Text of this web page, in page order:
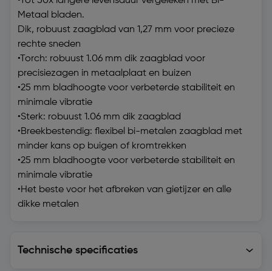
Metaal bladen.
Dik, robuust zaagblad van 1,27 mm voor precieze
rechte sneden
•Torch: robuust 1.06 mm dik zaagblad voor
precisiezagen in metaalplaat en buizen
•25 mm bladhoogte voor verbeterde stabiliteit en
minimale vibratie
•Sterk: robuust 1.06 mm dik zaagblad
•Breekbestendig: flexibel bi-metalen zaagblad met
minder kans op buigen of kromtrekken
•25 mm bladhoogte voor verbeterde stabiliteit en
minimale vibratie
•Het beste voor het afbreken van gietijzer en alle
dikke metalen
Technische specificaties